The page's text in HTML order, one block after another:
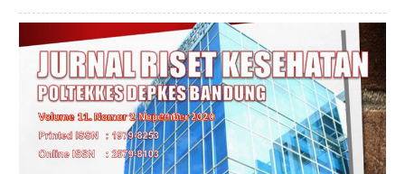
Article
Sidebar